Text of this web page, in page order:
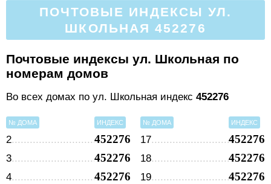
ПОЧТОВЫЕ ИНДЕКСЫ УЛ.
ШКОЛЬНАЯ 452276
Почтовые индексы ул. Школьная по
номерам домов
Во всех домах по ул. Школьная индекс 452276
№ ДОМА ИНДЕКС
2 452276
3 452276
4 452276
№ ДОМА ИНДЕКС
17 452276
18 452276
19 452276